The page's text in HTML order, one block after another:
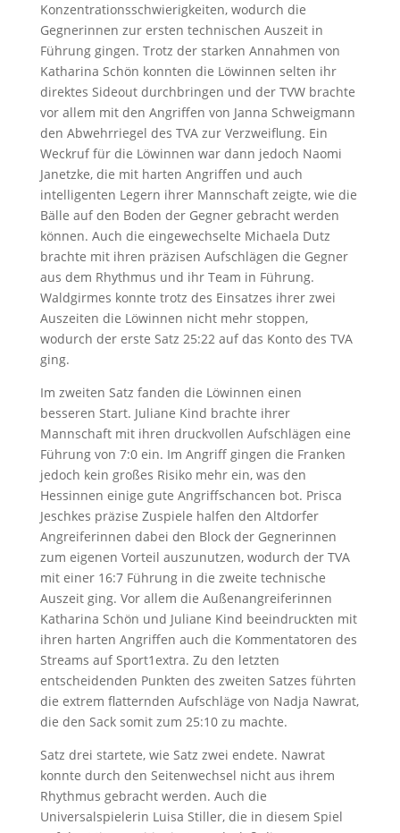
Konzentrationsschwierigkeiten, wodurch die
Gegnerinnen zur ersten technischen Auszeit in
Führung gingen. Trotz der starken Annahmen von
Katharina Schön konnten die Löwinnen selten ihr
direktes Sideout durchbringen und der TVW brachte
vor allem mit den Angriffen von Janna Schweigmann
den Abwehrriegel des TVA zur Verzweiflung. Ein
Weckruf für die Löwinnen war dann jedoch Naomi
Janetzke, die mit harten Angriffen und auch
intelligenten Legern ihrer Mannschaft zeigte, wie die
Bälle auf den Boden der Gegner gebracht werden
können. Auch die eingewechselte Michaela Dutz
brachte mit ihren präzisen Aufschlägen die Gegner
aus dem Rhythmus und ihr Team in Führung.
Waldgirmes konnte trotz des Einsatzes ihrer zwei
Auszeiten die Löwinnen nicht mehr stoppen,
wodurch der erste Satz 25:22 auf das Konto des TVA
ging.
Im zweiten Satz fanden die Löwinnen einen
besseren Start. Juliane Kind brachte ihrer
Mannschaft mit ihren druckvollen Aufschlägen eine
Führung von 7:0 ein. Im Angriff gingen die Franken
jedoch kein großes Risiko mehr ein, was den
Hessinnen einige gute Angriffschancen bot. Prisca
Jeschkes präzise Zuspiele halfen den Altdorfer
Angreiferinnen dabei den Block der Gegnerinnen
zum eigenen Vorteil auszunutzen, wodurch der TVA
mit einer 16:7 Führung in die zweite technische
Auszeit ging. Vor allem die Außenangreiferinnen
Katharina Schön und Juliane Kind beeindruckten mit
ihren harten Angriffen auch die Kommentatoren des
Streams auf Sport1extra. Zu den letzten
entscheidenden Punkten des zweiten Satzes führten
die extrem flatternden Aufschläge von Nadja Nawrat,
die den Sack somit zum 25:10 zu machte.
Satz drei startete, wie Satz zwei endete. Nawrat
konnte durch den Seitenwechsel nicht aus ihrem
Rhythmus gebracht werden. Auch die
Universalspielerin Luisa Stiller, die in diesem Spiel